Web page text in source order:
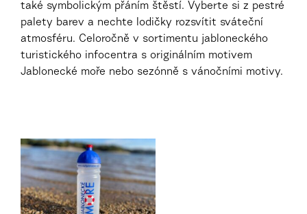
také symbolickým přáním štěstí. Vyberte si z pestré
palety barev a nechte lodičky rozsvítit sváteční
atmosféru. ️Celoročně v sortimentu jabloneckého
turistického infocentra s originálním motivem
Jablonecké moře nebo sezónně s vánočními motivy.